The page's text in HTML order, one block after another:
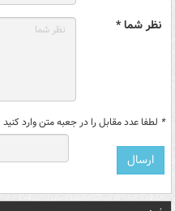
نظر شما *
* لطفا عدد مقابل را در جعبه متن وارد کنید